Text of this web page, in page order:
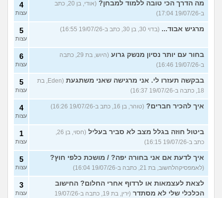
מה הדרך הכי טובה ללמוד למבחן?
(אודי, בן 20, כתב
ב-19/07/26 17:04)
4
עצות
מרגיש אבוד... (בדוי 30, בן 30, כתב ב-19/07/26 16:55) 5
עצות
בחור עם יותר נסיון מנשק גרוע
(היוש, בת 29, כתבה
ב-19/07/26 16:46)
6
עצות
בבקשה תעזרו לי. אני מרגישה שאני משתגעת
(Eden, בת
18, כתבה ב-19/07/26 16:37)
5
עצות
איך להכיר חברים? (טוהר, בן 16, כתב ב-19/07/26 16:26) 4
עצות
ביטול חוזה בגלל מצב לא סביר בעליל
(חסוי, בן 26,
כתב ב-19/07/26 16:15)
1
עצות
איך לדעת אם אני בחורה יפה? / מושכת כלפי חוץ?
(לאמפסיקהלחשוב, בת 21, כתבה ב-19/07/26 16:04)
5
עצות
לצאת לעצמאות או לרדוף אחרי החלום? החישוב
הכלכלי שלי לא מסתדר
(ירין, בת 19, כתבה ב-19/07/26
3
עצות